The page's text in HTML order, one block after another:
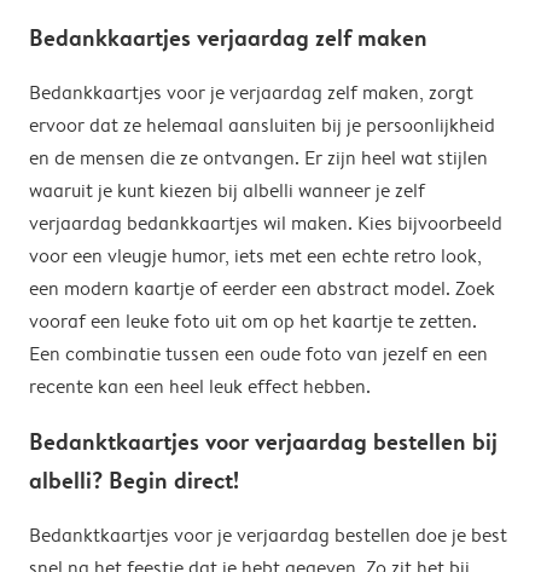
Bedankkaartjes verjaardag zelf maken
Bedankkaartjes voor je verjaardag zelf maken, zorgt
ervoor dat ze helemaal aansluiten bij je persoonlijkheid
en de mensen die ze ontvangen. Er zijn heel wat stijlen
waaruit je kunt kiezen bij albelli wanneer je zelf
verjaardag bedankkaartjes wil maken. Kies bijvoorbeeld
voor een vleugje humor, iets met een echte retro look,
een modern kaartje of eerder een abstract model. Zoek
vooraf een leuke foto uit om op het kaartje te zetten.
Een combinatie tussen een oude foto van jezelf en een
recente kan een heel leuk effect hebben.
Bedanktkaartjes voor verjaardag bestellen bij
albelli? Begin direct!
Bedanktkaartjes voor je verjaardag bestellen doe je best